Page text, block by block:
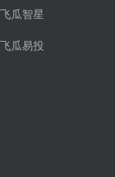
飞瓜智星
飞瓜易投